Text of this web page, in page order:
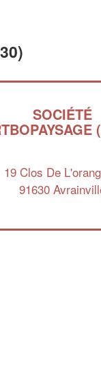
SOCIÉTÉ
19 Clos De
91630